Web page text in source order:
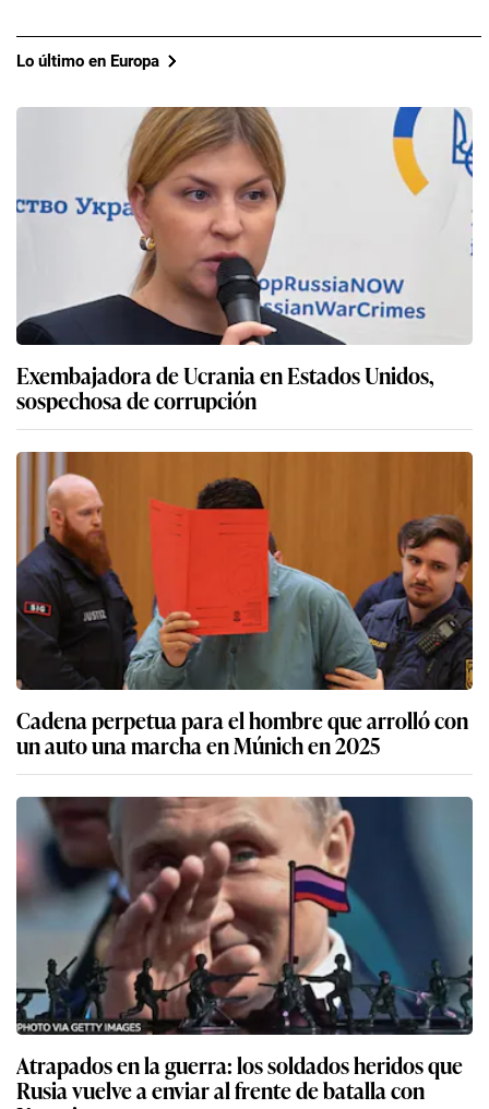
Lo último en Europa
Exembajadora de Ucrania en Estados Unidos,
sospechosa de corrupción
Cadena perpetua para el hombre que arrolló con
un auto una marcha en Múnich en 2025
Atrapados en la guerra: los soldados heridos que
Rusia vuelve a enviar al frente de batalla con